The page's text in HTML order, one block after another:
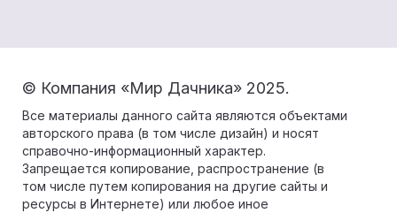
© Компания «Мир Дачника» 2025.
Все материалы данного сайта являются объектами
авторского права (в том числе дизайн) и носят
справочно-информационный характер.
Запрещается копирование, распространение (в
том числе путем копирования на другие сайты и
ресурсы в Интернете) или любое иное